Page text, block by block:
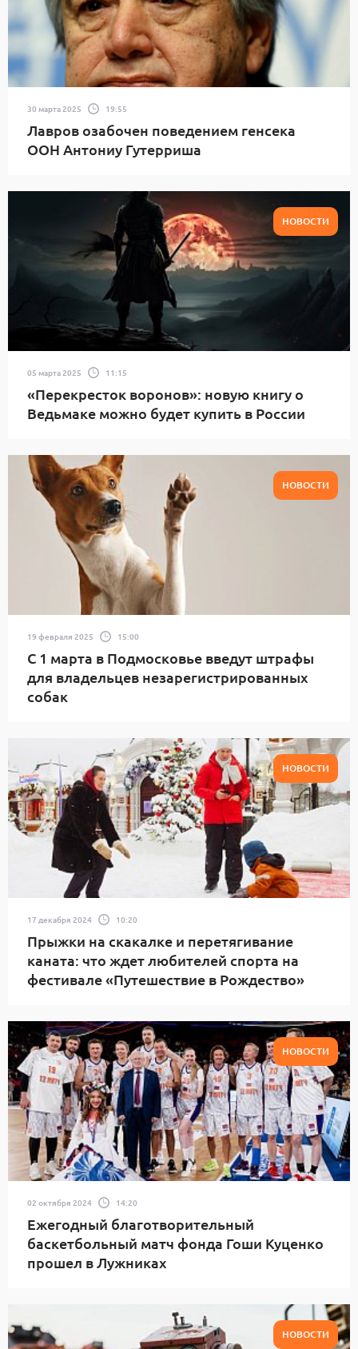
30 марта 2025 19:55
Лавров озабочен поведением генсека
ООН Антониу Гутерриша
НОВОСТИ
05 марта 2025 11:15
«Перекресток воронов»: новую книгу о
Ведьмаке можно будет купить в России
НОВОСТИ
19 февраля 2025 15:00
С 1 марта в Подмосковье введут штрафы
для владельцев незарегистрированных
собак
НОВОСТИ
17 декабря 2024 10:20
Прыжки на скакалке и перетягивание
каната: что ждет любителей спорта на
фестивале «Путешествие в Рождество»
НОВОСТИ
02 октября 2024 14:20
Ежегодный благотворительный
баскетбольный матч фонда Гоши Куценко
прошел в Лужниках
НОВОСТИ